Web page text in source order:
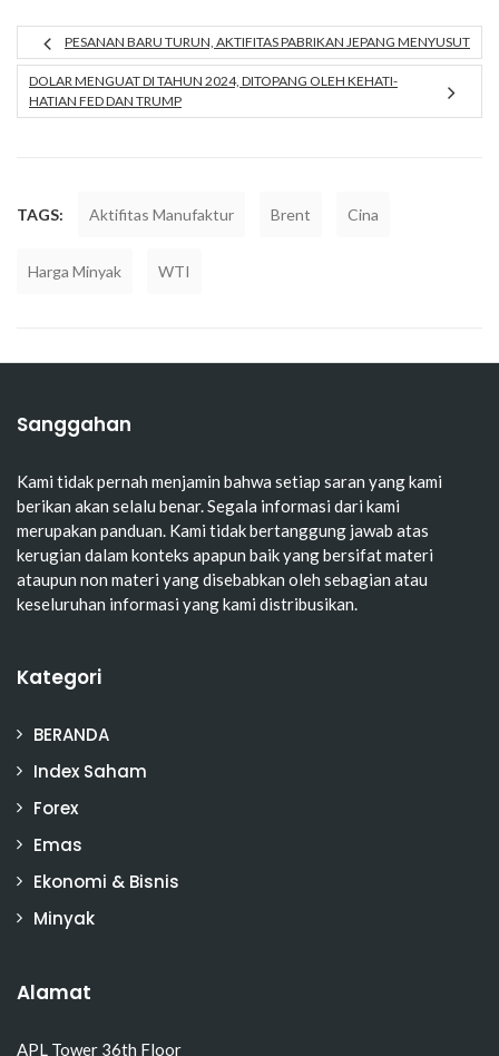
PESANAN BARU TURUN, AKTIFITAS PABRIKAN JEPANG MENYUSUT
DOLAR MENGUAT DI TAHUN 2024, DITOPANG OLEH KEHATI-
HATIAN FED DAN TRUMP
TAGS: Aktifitas Manufaktur Brent Cina
Harga Minyak WTI
Sanggahan
Kami tidak pernah menjamin bahwa setiap saran yang kami
berikan akan selalu benar. Segala informasi dari kami
merupakan panduan. Kami tidak bertanggung jawab atas
kerugian dalam konteks apapun baik yang bersifat materi
ataupun non materi yang disebabkan oleh sebagian atau
keseluruhan informasi yang kami distribusikan.
Kategori
BERANDA
Index Saham
Forex
Emas
Ekonomi & Bisnis
Minyak
Alamat
APL Tower 36th Floor